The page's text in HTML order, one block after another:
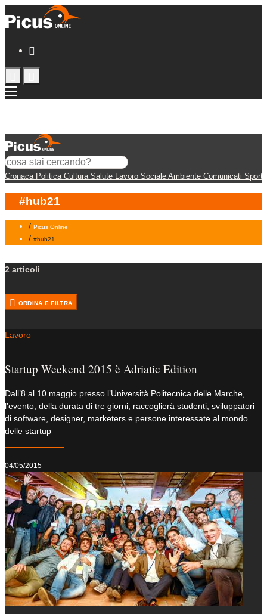
Cronaca Politica Cultura Salute Lavoro Sociale Ambiente Comunicati Sport
#hub21
/ Picus Online
/ #hub21
2 articoli
ORDINA E FILTRA
Lavoro
Startup Weekend 2015 è Adriatic Edition
Dall’8 al 10 maggio presso l’Università Politecnica delle Marche,
l’evento, della durata di tre giorni, raccoglierà studenti, sviluppatori
di software, designer, marketers e persone interessate al mondo
delle startup
04/05/2015